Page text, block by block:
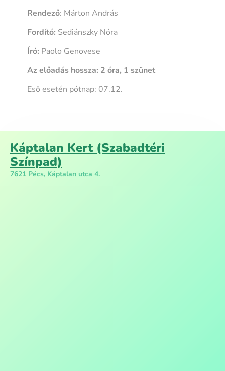
Rendező: Márton András
Fordító: Sediánszky Nóra
Író: Paolo Genovese
Az előadás hossza: 2 óra, 1 szünet
Eső esetén pótnap: 07.12.
Káptalan Kert (Szabadtéri
Színpad)
7621 Pécs, Káptalan utca 4.